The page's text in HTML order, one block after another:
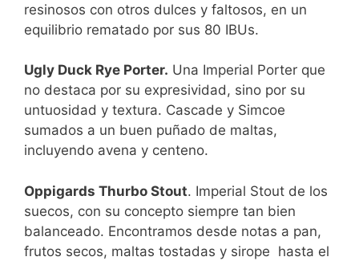
resinosos con otros dulces y faltosos, en un
equilibrio rematado por sus 80 IBUs.
Ugly Duck Rye Porter. Una Imperial Porter que
no destaca por su expresividad, sino por su
untuosidad y textura. Cascade y Simcoe
sumados a un buen puñado de maltas,
incluyendo avena y centeno.
Oppigards Thurbo Stout. Imperial Stout de los
suecos, con su concepto siempre tan bien
balanceado. Encontramos desde notas a pan,
frutos secos, maltas tostadas y sirope hasta el